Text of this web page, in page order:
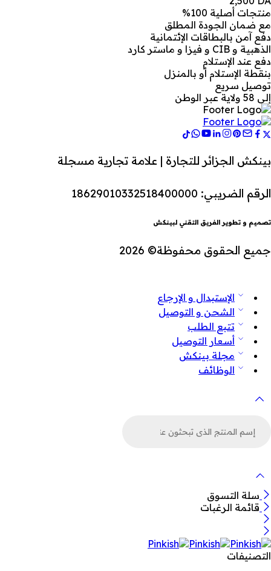
منتجات أصلية 100%
مع ضمان الجودة المطلق
دفع آمن بالبطاقات الإئتمانية
الذهبية و CIB و فيزا و ماستر كارد
دفع عند الإستلام
بنقطة الإستلام أو بالمنزل
توصيل سريع
إلى 58 ولاية عبر الوطن
بينكش الجزائر للتجارة | علامة تجارية مسجلة
الرقم الضريبي: 18629010332518400000
تصميم و تطوير الفريق التقني لبينكش
جميع الحقوق محفوظة© 2026
الإستبدال و الإرجاع
الشحن و التوصيل
تتبع الطلب
أسعار التوصيل
مجلة بينكش
الوظائف
سلة التسوق
قائمة الرغبات
التصنيفات